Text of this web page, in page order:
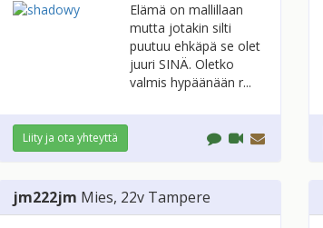
Elämä on mallillaan
mutta jotakin silti
puutuu ehkäpä se olet
juuri SINÄ. Oletko
valmis hypäänään r...
Liity ja ota yhteyttä
jm222jm Mies, 22v Tampere